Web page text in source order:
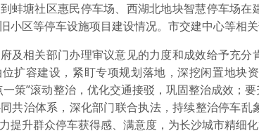
蚌塘社区惠民停车场、西湖北地块智慧停车场
小区等停车设施项目建设情况。市交建中心等相
及相关部门办理审议意见的力度和成效给予充
扩容建设，紧盯专项规划落地，深挖闲置地块
一策”滚动整治，优化交通接驳，巩固整治成效；
共治体系，深化部门联合执法，持续整治停车
提升群众停车获得感、满意度，为长沙城市精细化